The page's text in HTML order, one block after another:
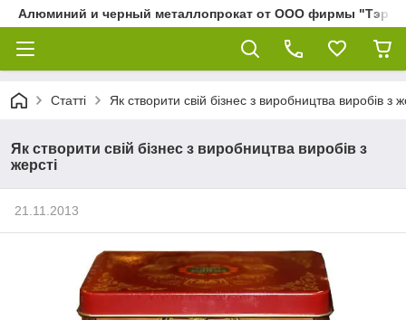
Алюминий и черный металлопрокат от ООО фирмы "Тэра"
Статті Як створити свій бізнес з виробництва виробів з
Як створити свій бізнес з виробництва виробів з
жерсті
21.11.2013